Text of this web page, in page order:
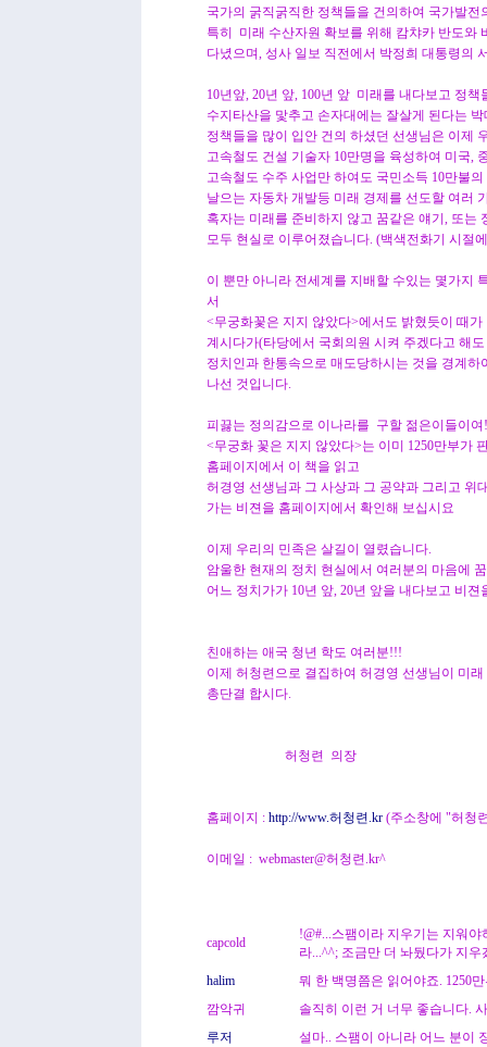
국가의 굵직굵직한 정책들을 건의하여 국가발
특히 미래 수산자원 확보를 위해 캄챠카 반도와
다녔으며, 성사 일보 직전에서 박정희 대통령의
10년앞, 20년 앞, 100년 앞 미래를 내다보고 정
수지타산을 맟추고 손자대에는 잘살게 된다는
정책들을 많이 입안 건의 하셨던 선생님은 이제
고속철도 건설 기술자 10만명을 육성하여 미국,
고속철도 수주 사업만 하여도 국민소득 10만불
날으는 자동차 개발등 미래 경제를 선도할 여러
혹자는 미래를 준비하지 않고 꿈같은 얘기, 또는
모두 현실로 이루어졌습니다. (백색전화기 시절
이 뿐만 아니라 전세계를 지배할 수있는 몇가지
서
<무궁화꽃은 지지 않았다>에서도 밝혔듯이 때
계시다가(타당에서 국회의원 시켜 주겠다고 해
정치인과 한통속으로 매도당하시는 것을 경계
나선 것입니다.
피끓는 정의감으로 이나라를 구할 젊은이들이여!
<무궁화 꽃은 지지 않았다>는 이미 1250만부가
홈페이지에서 이 책을 읽고
허경영 선생님과 그 사상과 그 공약과 그리고 위
가는 비젼을 홈페이지에서 확인해 보십시요
이제 우리의 민족은 살길이 열렸습니다.
암울한 현재의 정치 현실에서 여러분의 마음에
어느 정치가가 10년 앞, 20년 앞을 내다보고 비젼
친애하는 애국 청년 학도 여러분!!!
이제 허청련으로 결집하여 허경영 선생님이 미
총단결 합시다.
허청련 의장
홈페이지 : http://www.허청련.kr(주소창에 "허청
이메일 : webmaster@허청련.kr^
capcold
!@#...스팸이라 지우기는 지워
라...^^; 조금만 더 놔뒀다가 지우
halim
뭐 한 백명쯤은 읽어야죠. 1250
깜악귀
솔직히 이런 거 너무 좋습니다.
루저
설마.. 스팸이 아니라 어느 분이